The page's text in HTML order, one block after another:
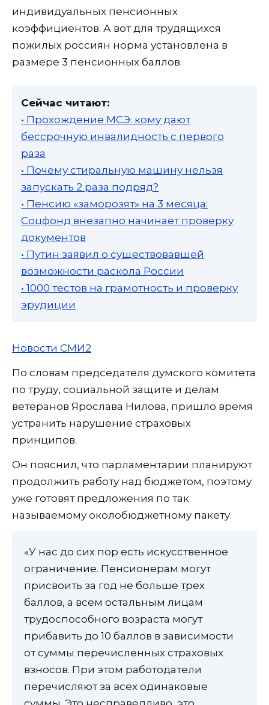
индивидуальных пенсионных
коэффициентов. А вот для трудящихся
пожилых россиян норма установлена в
размере 3 пенсионных баллов.
Сейчас читают:
• Прохождение МСЭ: кому дают
бессрочную инвалидность с первого
раза
• Почему стиральную машину нельзя
запускать 2 раза подряд?
• Пенсию «заморозят» на 3 месяца:
Соцфонд внезапно начинает проверку
документов
• Путин заявил о существовавшей
возможности раскола России
• 1000 тестов на грамотность и проверку
эрудиции
Новости СМИ2
По словам председателя думского комитета
по труду, социальной защите и делам
ветеранов Ярослава Нилова, пришло время
устранить нарушение страховых
принципов.
Он пояснил, что парламентарии планируют
продолжить работу над бюджетом, поэтому
уже готовят предложения по так
называемому околобюджетному пакету.
«У нас до сих пор есть искусственное
ограничение. Пенсионерам могут
присвоить за год не больше трех
баллов, а всем остальным лицам
трудоспособного возраста могут
прибавить до 10 баллов в зависимости
от суммы перечисленных страховых
взносов. При этом работодатели
перечисляют за всех одинаковые